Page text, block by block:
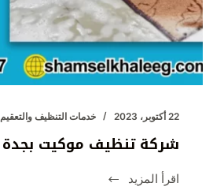
22 أكتوبر، 2023 خدمات التنظيف والتعقيم
شركة تنظيف موكيت بجدة
اقرأ المزيد
شركة